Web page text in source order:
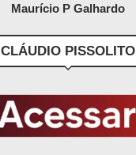
Maurício P Galhardo
CLÁUDIO PISSOLITO